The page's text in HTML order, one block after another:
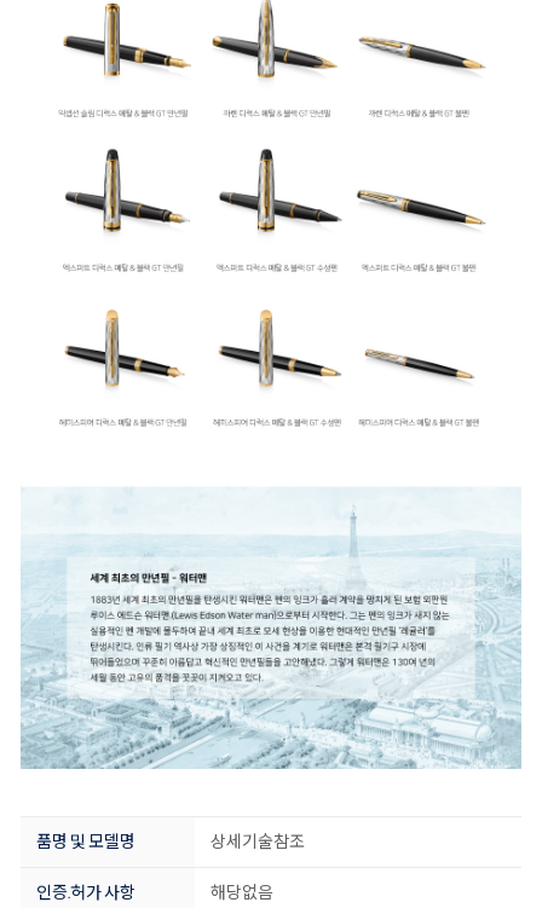
품명 및 모델명 상세기술참조
인증.허가 사항 해당없음